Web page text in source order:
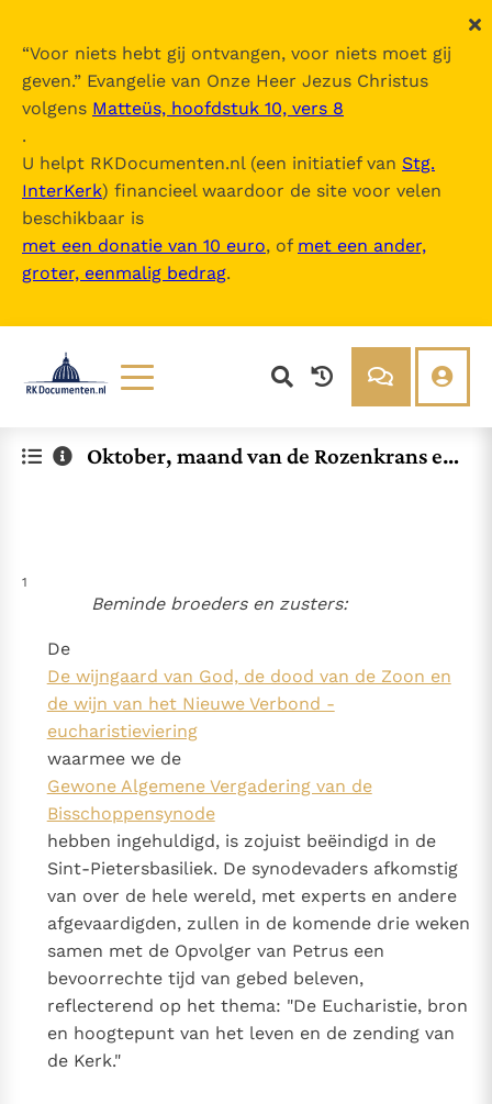
“Voor niets hebt gij ontvangen, voor niets moet gij
geven.” Evangelie van Onze Heer Jezus Christus
volgens Matteüs, hoofdstuk 10, vers 8
.
U helpt RKDocumenten.nl (een initiatief van Stg.
InterKerk) financieel waardoor de site voor velen
beschikbaar is
met een donatie van 10 euro, of met een ander,
groter, eenmalig bedrag.
Documenten
Denzinger
Over RK Documenten
Nieuwste Documenten
5. Het gebed van de Kerk
In Christus wordt onze honger vervuld
Leer de kostbare parel van Gods koninkrijk te
Gods Koninkrijk groeit stilletjes door liefde, niet door
dwang
De mystiek. De mystieke verschijnselen en de
heiligheid
Berichten
Het Vaticaan publiceert een nieuwe Latijnse uitgave
van het Romeins martyrologium
Vaticaanse financiële waakhond verliest autonomie
Paus spreekt het Wereldvoedselprogramma toe
Paus Leo XIV in Pavia: "De stad is zowel een gave als
een taak"
Paus in Pavia: St. Augustinus toont ons de noodzaak om
"naar het innerlijk" toe te keren.
Oktober, maand van de Rozenkrans en
1
Beminde broeders en zusters:
De
De wijngaard van God, de dood van de Zoon en
de wijn van het Nieuwe Verbond -
eucharistieviering
waarmee we de
Gewone Algemene Vergadering van de
Bisschoppensynode
hebben ingehuldigd, is zojuist beëindigd in de
Sint-Pietersbasiliek. De synodevaders afkomstig
van over de hele wereld, met experts en andere
afgevaardigden, zullen in de komende drie weken
samen met de Opvolger van Petrus een
bevoorrechte tijd van gebed beleven,
reflecterend op het thema: "De Eucharistie, bron
en hoogtepunt van het leven en de zending van
de Kerk."